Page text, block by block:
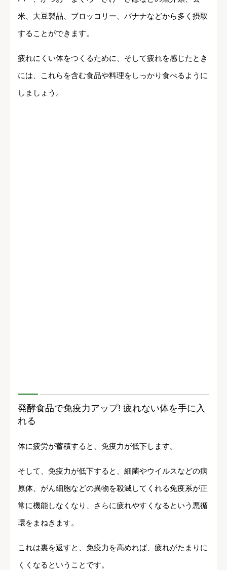
米、大豆製品、ブロッコリー、バナナなどから多く摂取
することができます。
疲れにくい体をつくるために、そして疲れを感じたとき
には、これらを含む食品や料理をしっかり食べるように
しましょう。
発酵食品で免疫力アップ! 疲れない体を手に入
れる
体に疲労が蓄積すると、免疫力が低下します。
そして、免疫力が低下すると、細菌やウイルスなどの病
原体、がん細胞などの異物を殺滅してくれる免疫系が正
常に機能しなくなり、さらに疲れやすくなるという悪循
環をまねきます。
これは裏を返すと、免疫力を高めれば、疲れがたまりに
くくなるということです。